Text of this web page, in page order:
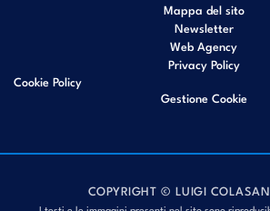
Mappa del sito
Newsletter
Web Agency
Privacy Policy
Cookie Policy
Gestione Cookie
COPYRIGHT © LUIGI